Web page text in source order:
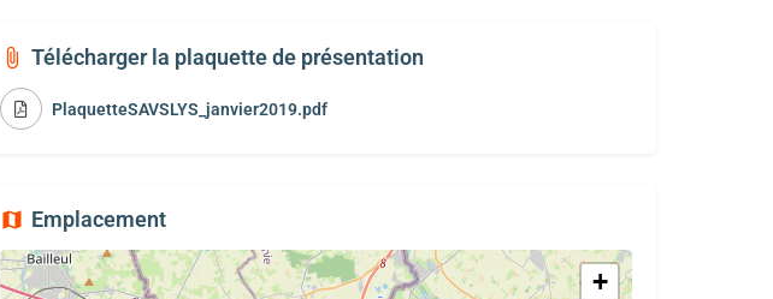
Télécharger la plaquette de présentation
PlaquetteSAVSLYS_janvier2019.pdf
Emplacement
+